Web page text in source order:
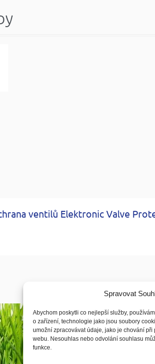
Spravovat
Abychom poskytli co nejlepší služby,
o zařízení, technologie jako jsou soubory
umožní zpracovávat údaje, jako je chování
webu. Nesouhlas nebo odvolání souhlasu
funkce.
ventilů Elektronic Valve